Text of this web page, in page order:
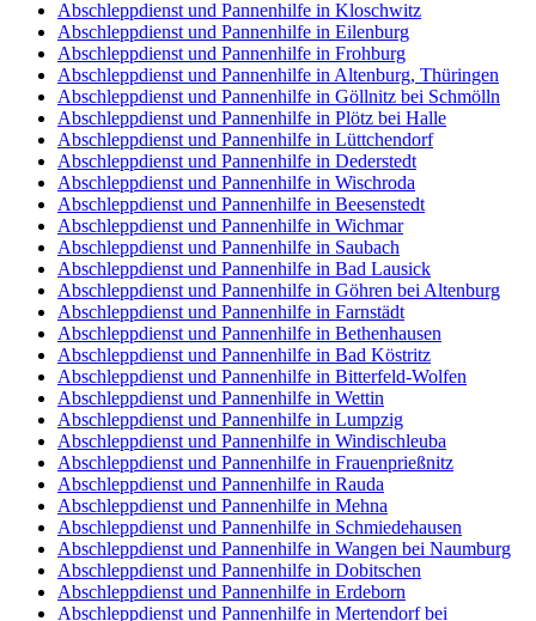
Abschleppdienst und Pannenhilfe in Kloschwitz
Abschleppdienst und Pannenhilfe in Eilenburg
Abschleppdienst und Pannenhilfe in Frohburg
Abschleppdienst und Pannenhilfe in Altenburg, Thüringen
Abschleppdienst und Pannenhilfe in Göllnitz bei Schmölln
Abschleppdienst und Pannenhilfe in Plötz bei Halle
Abschleppdienst und Pannenhilfe in Lüttchendorf
Abschleppdienst und Pannenhilfe in Dederstedt
Abschleppdienst und Pannenhilfe in Wischroda
Abschleppdienst und Pannenhilfe in Beesenstedt
Abschleppdienst und Pannenhilfe in Wichmar
Abschleppdienst und Pannenhilfe in Saubach
Abschleppdienst und Pannenhilfe in Bad Lausick
Abschleppdienst und Pannenhilfe in Göhren bei Altenburg
Abschleppdienst und Pannenhilfe in Farnstädt
Abschleppdienst und Pannenhilfe in Bethenhausen
Abschleppdienst und Pannenhilfe in Bad Köstritz
Abschleppdienst und Pannenhilfe in Bitterfeld-Wolfen
Abschleppdienst und Pannenhilfe in Wettin
Abschleppdienst und Pannenhilfe in Lumpzig
Abschleppdienst und Pannenhilfe in Windischleuba
Abschleppdienst und Pannenhilfe in Frauenprießnitz
Abschleppdienst und Pannenhilfe in Rauda
Abschleppdienst und Pannenhilfe in Mehna
Abschleppdienst und Pannenhilfe in Schmiedehausen
Abschleppdienst und Pannenhilfe in Wangen bei Naumburg
Abschleppdienst und Pannenhilfe in Dobitschen
Abschleppdienst und Pannenhilfe in Erdeborn
Abschleppdienst und Pannenhilfe in Mertendorf bei